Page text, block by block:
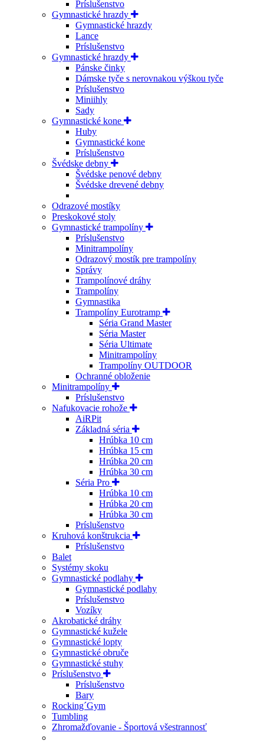
Príslušenstvo
Gymnastické hrazdy
Gymnastické hrazdy
Lance
Príslušenstvo
Gymnastické hrazdy
Pánske činky
Dámske tyče s nerovnakou výškou tyče
Príslušenstvo
Miniihly
Sady
Gymnastické kone
Huby
Gymnastické kone
Príslušenstvo
Švédske debny
Švédske penové debny
Švédske drevené debny
Odrazové mostíky
Preskokové stoly
Gymnastické trampolíny
Príslušenstvo
Minitrampolíny
Odrazový mostík pre trampolíny
Správy
Trampolínové dráhy
Trampolíny
Gymnastika
Trampolíny Eurotramp
Séria Grand Master
Séria Master
Séria Ultimate
Minitrampolíny
Trampolíny OUTDOOR
Ochranné obloženie
Minitrampolíny
Príslušenstvo
Nafukovacie rohože
AiRPit
Základná séria
Hrúbka 10 cm
Hrúbka 15 cm
Hrúbka 20 cm
Hrúbka 30 cm
Séria Pro
Hrúbka 10 cm
Hrúbka 20 cm
Hrúbka 30 cm
Príslušenstvo
Kruhová konštrukcia
Príslušenstvo
Balet
Systémy skoku
Gymnastické podlahy
Gymnastické podlahy
Príslušenstvo
Vozíky
Akrobatické dráhy
Gymnastické kužele
Gymnastické lopty
Gymnastické obruče
Gymnastické stuhy
Príslušenstvo
Príslušenstvo
Bary
Rocking´Gym
Tumbling
Zhromažďovanie - Športová všestrannosť